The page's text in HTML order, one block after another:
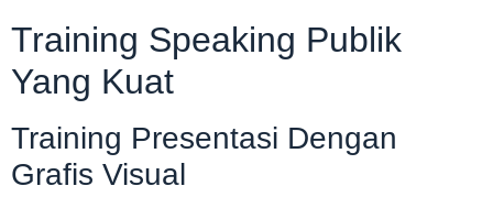
Training Speaking Publik
Yang Kuat
Training Presentasi Dengan
Grafis Visual